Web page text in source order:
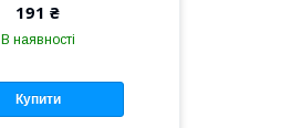
191 ₴
В наявності
Купити